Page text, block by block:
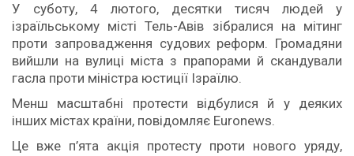
У суботу, 4 лютого, десятки тисяч людей у
ізраїльському місті Тель-Авів зібралися на мітинг
проти запровадження судових реформ. Громадяни
вийшли на вулиці міста з прапорами й скандували
гасла проти міністра юстиції Ізраїлю.
Менш масштабні протести відбулися й у деяких
інших містах країни, повідомляє Euronews.
Це вже п’ята акція протесту проти нового уряду,